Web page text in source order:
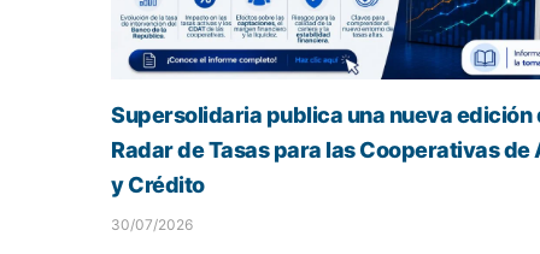
Supersolidaria publica una nueva edición
Radar de Tasas para las Cooperativas de
y Crédito
30/07/2026